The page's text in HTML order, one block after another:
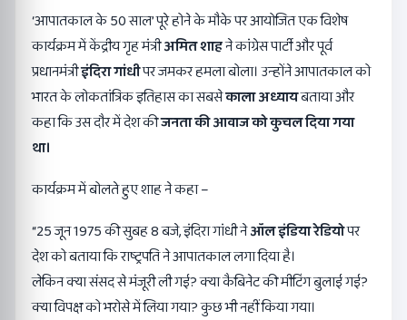
‘आपातकाल के 50 साल’ पूरे होने के मौके पर आयोजित एक विशेष
कार्यक्रम में केंद्रीय गृह मंत्रीअमित शाहने कांग्रेस पार्टी और पूर्व
प्रधानमंत्रीइंदिरा गांधीपर जमकर हमला बोला। उन्होंने आपातकाल को
भारत के लोकतांत्रिक इतिहास का सबसेकाला अध्यायबताया और
कहा कि उस दौर में देश कीजनता की आवाज को कुचल दिया गया
था।
कार्यक्रम में बोलते हुए शाह ने कहा –
“25 जून 1975 की सुबह 8 बजे, इंदिरा गांधी नेऑल इंडिया रेडियोपर
देश को बताया कि राष्ट्रपति ने आपातकाल लगा दिया है।
लेकिन क्या संसद से मंजूरी ली गई? क्या कैबिनेट की मीटिंग बुलाई गई?
क्या विपक्ष को भरोसे में लिया गया? कुछ भी नहीं किया गया।